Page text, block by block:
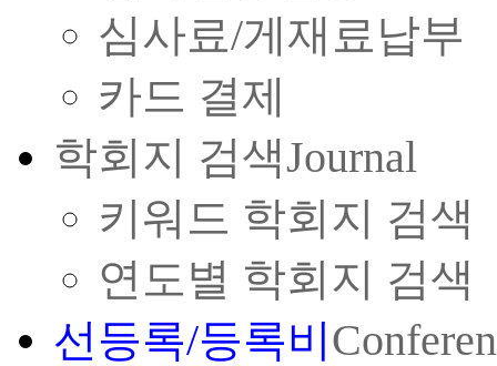
심사료/게재료납부
카드 결제
학회지 검색Journal
키워드 학회지 검색
연도별 학회지 검색
선등록/등록비